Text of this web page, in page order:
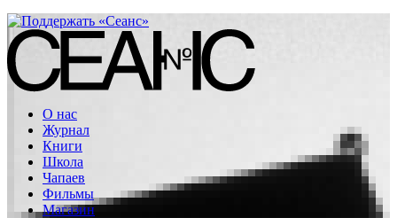
О нас
Журнал
Книги
Школа
Чапаев
Фильмы
Магазин